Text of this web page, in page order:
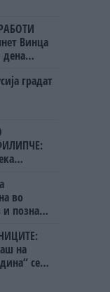
Винца
дена
градат
во
познат
на
се